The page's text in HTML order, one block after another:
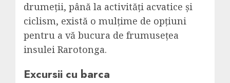
drumeții, până la activități acvatice și
ciclism, există o mulțime de opțiuni
pentru a vă bucura de frumusețea
insulei Rarotonga.
Excursii cu barca